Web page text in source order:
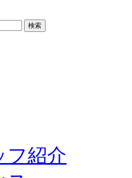
フ紹介